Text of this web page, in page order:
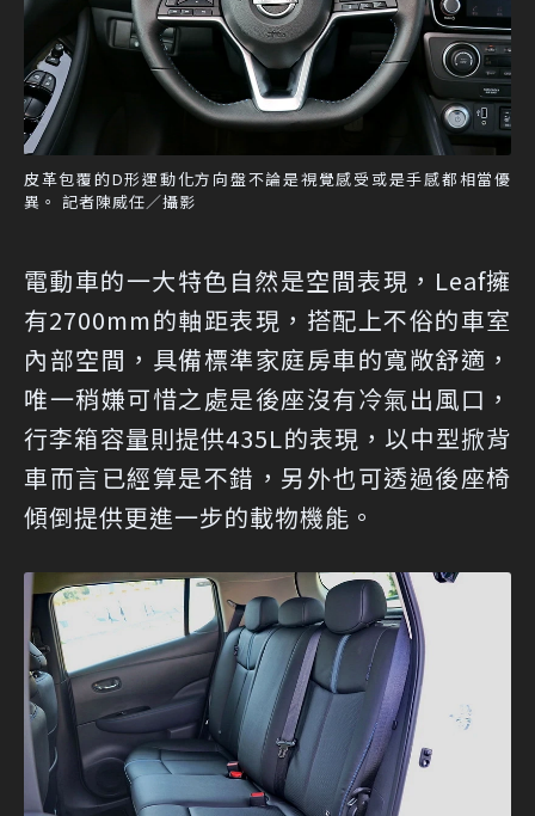
皮革包覆的D形運動化方向盤不論是視覺感受或是手感都相當優
異。 記者陳威任／攝影
電動車的一大特色自然是空間表現，Leaf擁
有2700mm的軸距表現，搭配上不俗的車室
內部空間，具備標準家庭房車的寬敞舒適，
唯一稍嫌可惜之處是後座沒有冷氣出風口，
行李箱容量則提供435L的表現，以中型掀背
車而言已經算是不錯，另外也可透過後座椅
傾倒提供更進一步的載物機能。